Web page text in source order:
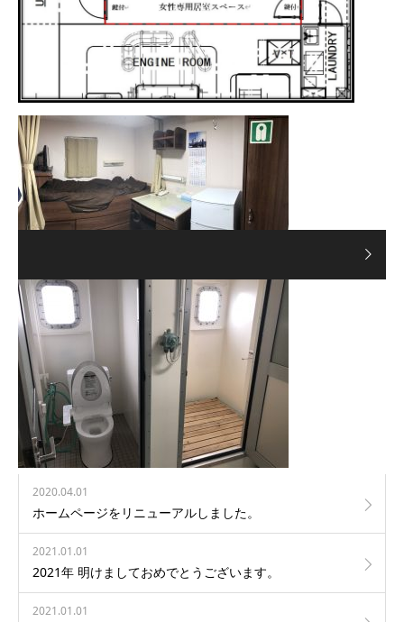
2020.04.01
ホームページをリニューアルしました。
2021.01.01
2021年 明けましておめでとうございます。
2021.01.01